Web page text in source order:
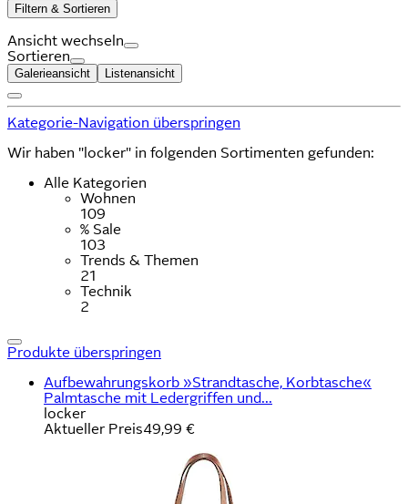
Filtern & Sortieren
Ansicht wechseln
Sortieren
Galerieansicht Listenansicht
Kategorie-Navigation überspringen
Wir haben "locker" in folgenden Sortimenten gefunden:
Alle Kategorien
Wohnen
109
% Sale
103
Trends & Themen
21
Technik
2
Produkte überspringen
Aufbewahrungskorb »Strandtasche, Korbtasche«
Palmtasche mit Ledergriffen und...
locker
Aktueller Preis49,99 €